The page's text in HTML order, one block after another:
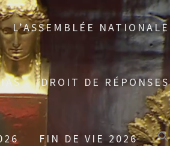
L’ASSEMBLÉE NATIONALE
DROIT DE RÉPONSES
FIN DE VIE 2026